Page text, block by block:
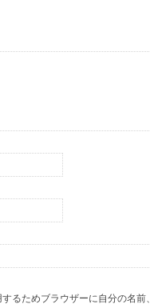
るためブラウザーに自分の名前